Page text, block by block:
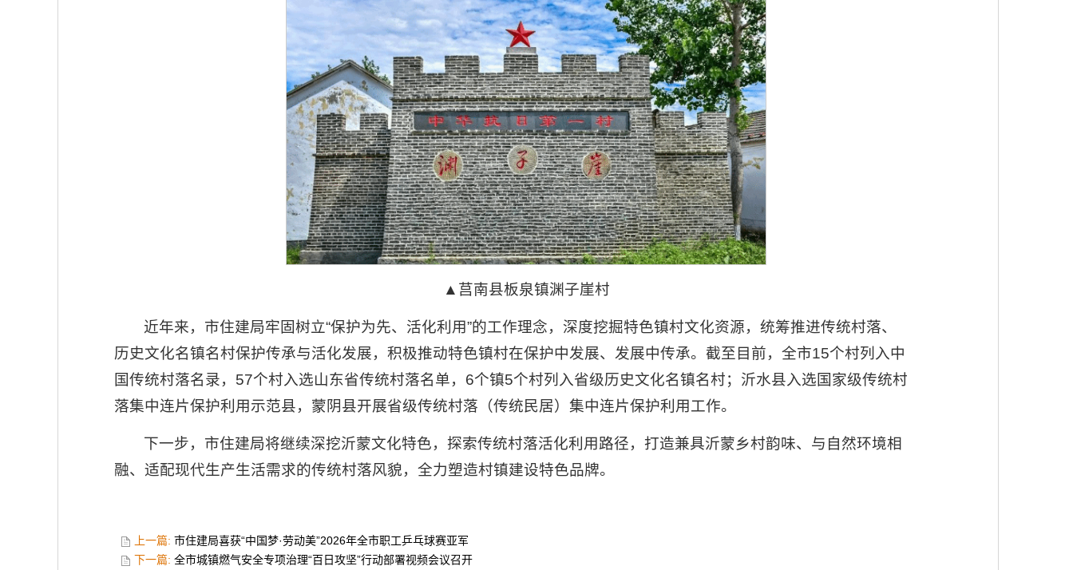
▲ 莒南县板泉镇渊子崖村
近年来，市住建局牢固树立“保护为先、活化利用”的工作理念，深度挖掘特色镇村文化资源，统筹推进传统村落、
历史文化名镇名村保护传承与活化发展，积极推动特色镇村在保护中发展、发展中传承。截至目前，全市15个村列入中
国传统村落名录，57个村入选山东省传统村落名单，6个镇5个村列入省级历史文化名镇名村；沂水县入选国家级传统村
落集中连片保护利用示范县，蒙阴县开展省级传统村落（传统民居）集中连片保护利用工作。
下一步，市住建局将继续深挖沂蒙文化特色，探索传统村落活化利用路径，打造兼具沂蒙乡村韵味、与自然环境相
融、适配现代生产生活需求的传统村落风貌，全力塑造村镇建设特色品牌。
上一篇: 市住建局喜获“中国梦·劳动美”2026年全市职工乒乓球赛亚军
下一篇: 全市城镇燃气安全专项治理“百日攻坚”行动部署视频会议召开